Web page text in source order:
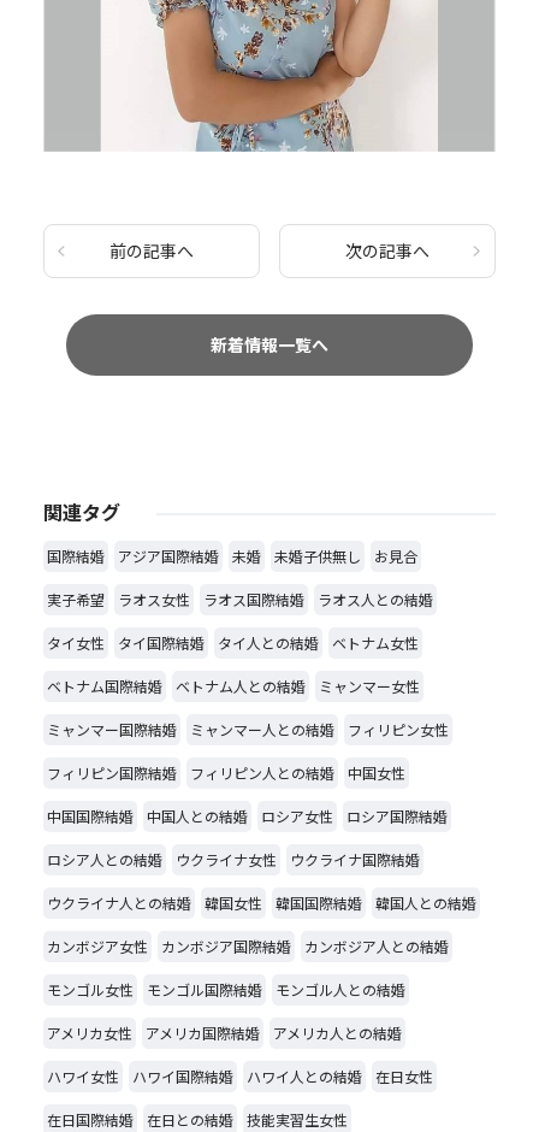
前の記事へ 次の記事へ
新着情報一覧へ
関連タグ
国際結婚 アジア国際結婚 未婚 未婚子供無し お見合
実子希望 ラオス女性 ラオス国際結婚 ラオス人との結婚
タイ女性 タイ国際結婚 タイ人との結婚 ベトナム女性
ベトナム国際結婚 ベトナム人との結婚 ミャンマー女性
ミャンマー国際結婚 ミャンマー人との結婚 フィリピン女性
フィリピン国際結婚 フィリピン人との結婚 中国女性
中国国際結婚 中国人との結婚 ロシア女性 ロシア国際結婚
ロシア人との結婚 ウクライナ女性 ウクライナ国際結婚
ウクライナ人との結婚 韓国女性 韓国国際結婚 韓国人との結婚
カンボジア女性 カンボジア国際結婚 カンボジア人との結婚
モンゴル女性 モンゴル国際結婚 モンゴル人との結婚
アメリカ女性 アメリカ国際結婚 アメリカ人との結婚
ハワイ女性 ハワイ国際結婚 ハワイ人との結婚 在日女性
在日国際結婚 在日との結婚 技能実習生女性